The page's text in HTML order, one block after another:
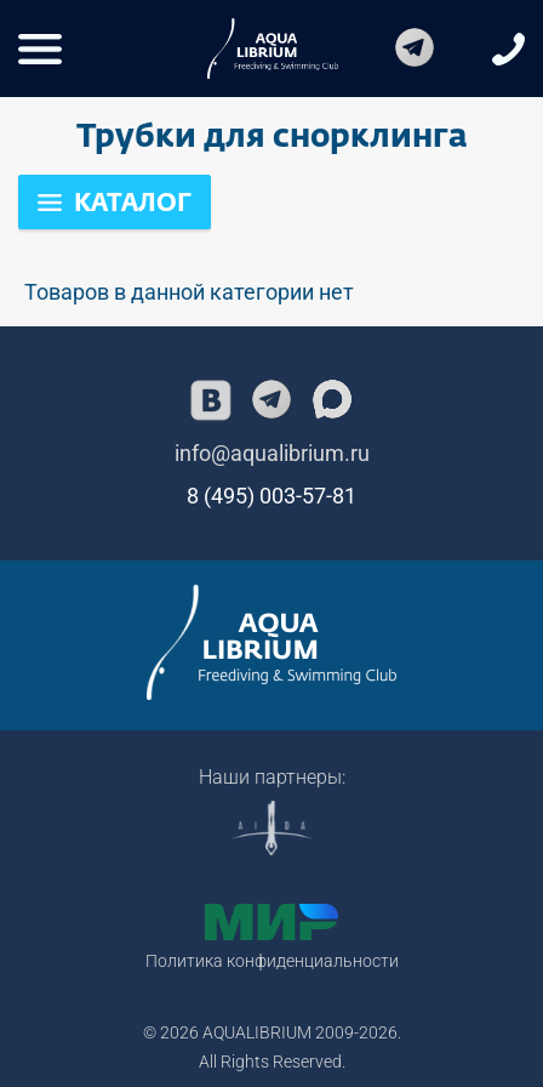
Трубки для снорклинга
КАТАЛОГ
Товаров в данной категории нет
info@aqualibrium.ru
8 (495) 003-57-81
Наши партнеры:
Политика конфиденциальности
© 2026 AQUALIBRIUM 2009-2026.
All Rights Reserved.